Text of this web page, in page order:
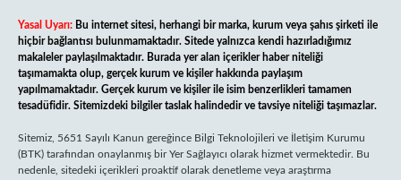
Yasal Uyarı: Bu internet sitesi, herhangi bir marka, kurum veya şahıs şirketi ile
hiçbir bağlantısı bulunmamaktadır. Sitede yalnızca kendi hazırladığımız
makaleler paylaşılmaktadır. Burada yer alan içerikler haber niteliği
taşımamakta olup, gerçek kurum ve kişiler hakkında paylaşım
yapılmamaktadır. Gerçek kurum ve kişiler ile isim benzerlikleri tamamen
tesadüfidir. Sitemizdeki bilgiler taslak halindedir ve tavsiye niteliği taşımazlar.
Sitemiz, 5651 Sayılı Kanun gereğince Bilgi Teknolojileri ve İletişim Kurumu
(BTK) tarafından onaylanmış bir Yer Sağlayıcı olarak hizmet vermektedir. Bu
nedenle, sitedeki içerikleri proaktif olarak denetleme veya araştırma